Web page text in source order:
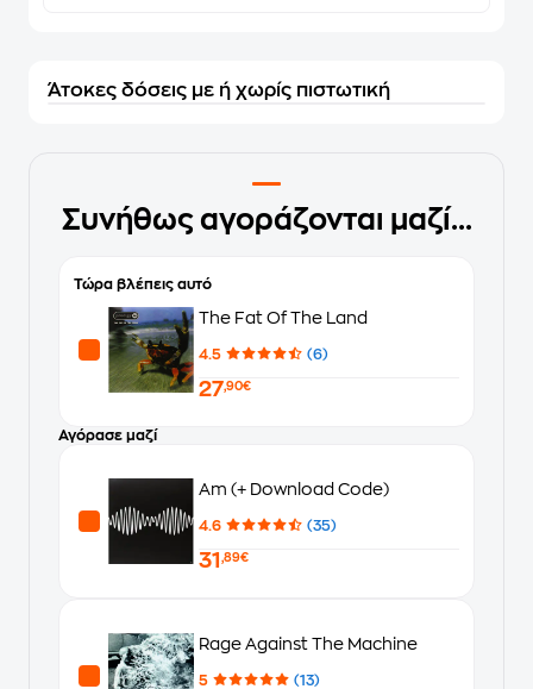
Άτοκες δόσεις με ή χωρίς πιστωτική
Συνήθως αγοράζονται μαζί...
Τώρα βλέπεις αυτό
The Fat Of The Land
4.5 (6)
27,90€
Αγόρασε μαζί
Am (+ Download Code)
4.6 (35)
31 ,89€
Rage Against The Machine
5 (13)